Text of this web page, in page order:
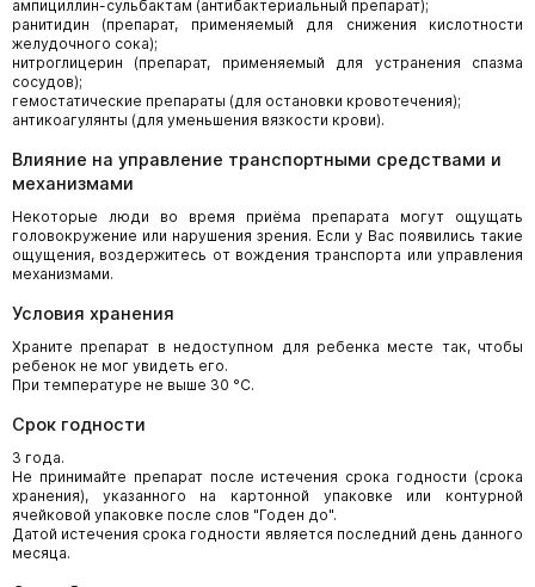
ампициллин-сульбактам (антибактериальный препарат);
ранитидин (препарат, применяемый для снижения кислотности
желудочного сока);
нитроглицерин (препарат, применяемый для устранения спазма
сосудов);
гемостатические препараты (для остановки кровотечения);
антикоагулянты (для уменьшения вязкости крови).
Влияние на управление транспортными средствами и
механизмами
Некоторые люди во время приёма препарата могут ощущать
головокружение или нарушения зрения. Если у Вас появились такие
ощущения, воздержитесь от вождения транспорта или управления
механизмами.
Условия хранения
Храните препарат в недоступном для ребенка месте так, чтобы
ребенок не мог увидеть его.
При температуре не выше 30 °С.
Срок годности
3 года.
Не принимайте препарат после истечения срока годности (срока
хранения), указанного на картонной упаковке или контурной
ячейковой упаковке после слов "Годен до".
Датой истечения срока годности является последний день данного
месяца.